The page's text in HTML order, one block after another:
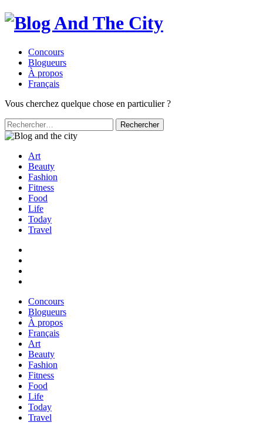
Concours
Blogueurs
À propos
Français
Vous cherchez quelque chose en particulier ?
Rechercher :
Art
Beauty
Fashion
Fitness
Food
Life
Today
Travel
Concours
Blogueurs
À propos
Français
Art
Beauty
Fashion
Fitness
Food
Life
Today
Travel